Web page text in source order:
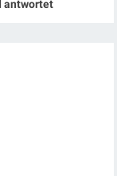
antwortet